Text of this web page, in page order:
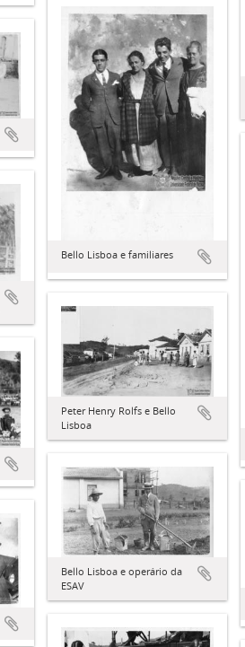
Bello Lisboa e familiares
Peter Henry Rolfs e Bello
Lisboa
Bello Lisboa e operário da
ESAV